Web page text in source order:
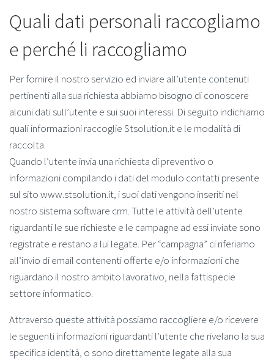
Quali dati personali raccogliamo
e perché li raccogliamo
Per fornire il nostro servizio ed inviare all’utente contenuti
pertinenti alla sua richiesta abbiamo bisogno di conoscere
alcuni dati sull’utente e sui suoi interessi. Di seguito indichiamo
quali informazioni raccoglie Stsolution.it e le modalità di
raccolta.
Quando l’utente invia una richiesta di preventivo o
informazioni compilando i dati del modulo contatti presente
sul sito www.stsolution.it, i suoi dati vengono inseriti nel
nostro sistema software crm. Tutte le attività dell’utente
riguardanti le sue richieste e le campagne ad essi inviate sono
registrate e restano a lui legate. Per “campagna” ci riferiamo
all’invio di email contenenti offerte e/o informazioni che
riguardano il nostro ambito lavorativo, nella fattispecie
settore informatico.
Attraverso queste attività possiamo raccogliere e/o ricevere
le seguenti informazioni riguardanti l’utente che rivelano la sua
specifica identità, o sono direttamente legate alla sua